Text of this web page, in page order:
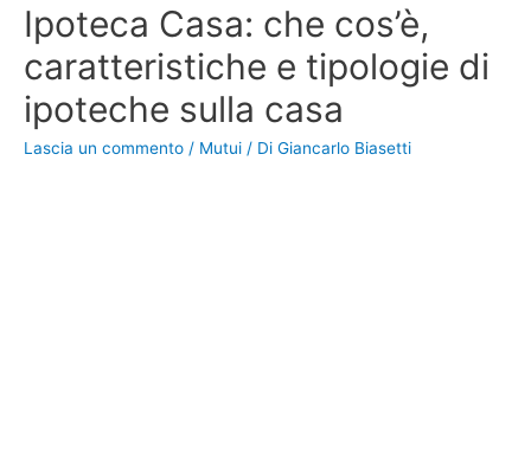
Ipoteca Casa: che cos’è,
caratteristiche e tipologie di
ipoteche sulla casa
Lascia un commento / Mutui / Di Giancarlo Biasetti